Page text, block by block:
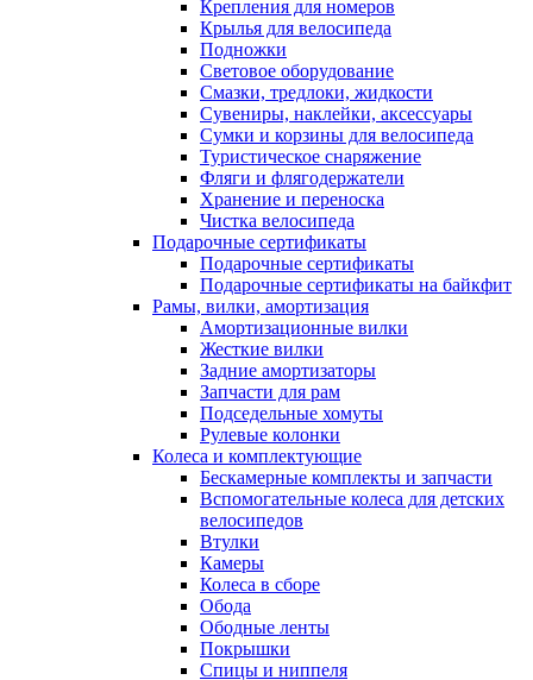
Крепления для номеров
Крылья для велосипеда
Подножки
Световое оборудование
Смазки, тредлоки, жидкости
Сувениры, наклейки, аксессуары
Сумки и корзины для велосипеда
Туристическое снаряжение
Фляги и флягодержатели
Хранение и переноска
Чистка велосипеда
Подарочные сертификаты
Подарочные сертификаты
Подарочные сертификаты на байкфит
Рамы, вилки, амортизация
Амортизационные вилки
Жесткие вилки
Задние амортизаторы
Запчасти для рам
Подседельные хомуты
Рулевые колонки
Колеса и комплектующие
Бескамерные комплекты и запчасти
Вспомогательные колеса для детских
велосипедов
Втулки
Камеры
Колеса в сборе
Обода
Ободные ленты
Покрышки
Спицы и ниппеля